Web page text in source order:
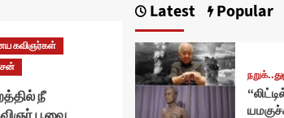
கவிஞர்கள்
நீ
Latest Popular